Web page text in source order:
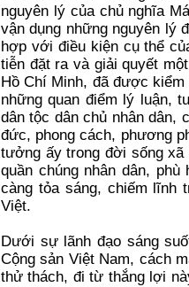
nguyên lý của chủ nghĩa
vận dụng những nguyên lý
hợp với điều kiện cụ thể
tiễn đặt ra và giải quyết
Hồ Chí Minh, đã được
những quan điểm lý luận,
dân tộc dân chủ nhân dân,
đức, phong cách, phương
tưởng ấy trong đời sống
quần chúng nhân dân,
càng tỏa sáng, chiếm lĩnh
Việt.
Dưới sự lãnh đạo sáng
Cộng sản Việt Nam, cách
thử thách, đi từ thắng lợi